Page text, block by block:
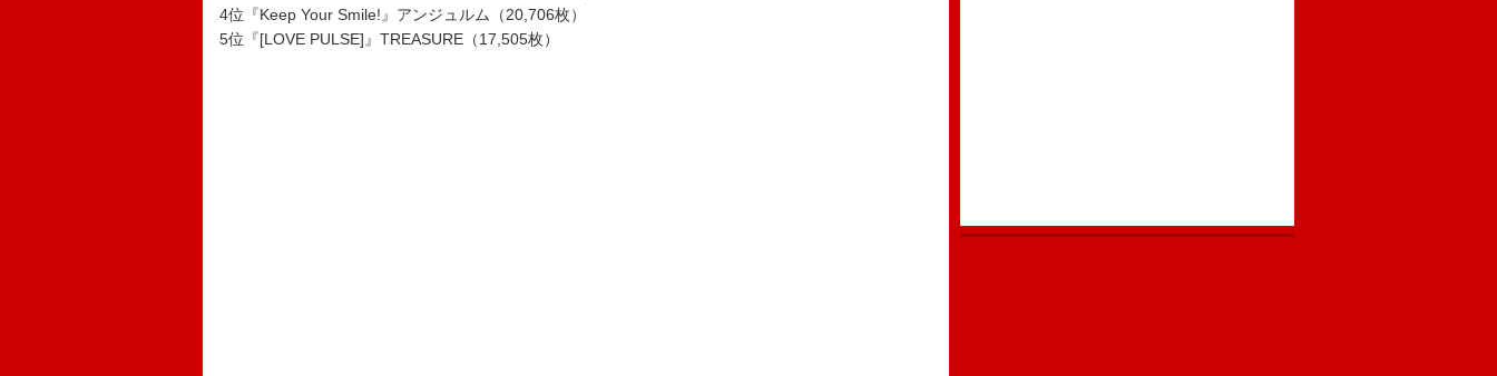
4位『Keep Your Smile!』アンジュルム（20,706枚）
5位『[LOVE PULSE]』TREASURE（17,505枚）